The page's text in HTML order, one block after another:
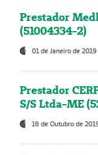
Prestador
(51004334-2)
01 de Janeiro de 2019
Prestador
S/S Ltda-ME
18 de Outubro de